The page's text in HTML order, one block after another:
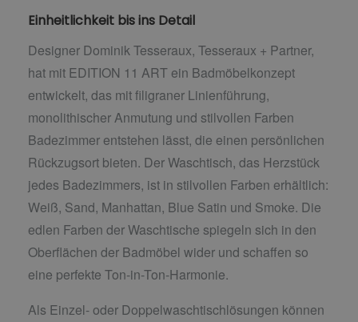
Einheitlichkeit bis ins Detail
Designer Dominik Tesseraux, Tesseraux + Partner,
hat mit EDITION 11 ART ein Badmöbelkonzept
entwickelt, das mit filigraner Linienführung,
monolithischer Anmutung und stilvollen Farben
Badezimmer entstehen lässt, die einen persönlichen
Rückzugsort bieten. Der Waschtisch, das Herzstück
jedes Badezimmers, ist in stilvollen Farben erhältlich:
Weiß, Sand, Manhattan, Blue Satin und Smoke. Die
edlen Farben der Waschtische spiegeln sich in den
Oberflächen der Badmöbel wider und schaffen so
eine perfekte Ton-in-Ton-Harmonie.
Als Einzel- oder Doppelwaschtischlösungen können